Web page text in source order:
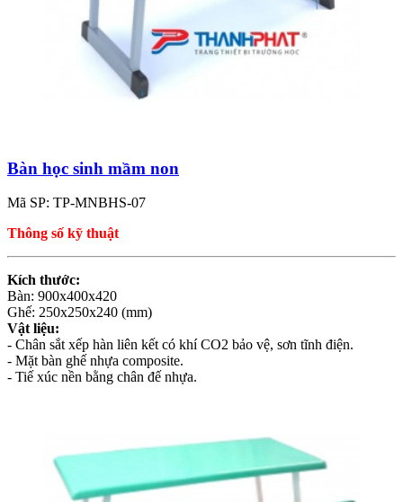
Bàn học sinh mầm non
Mã SP: TP-MNBHS-07
Thông số kỹ thuật
Kích thước:
Bàn: 900x400x420
Ghế: 250x250x240 (mm)
Vật liệu:
- Chân sắt xếp hàn liên kết có khí CO2 bảo vệ, sơn tĩnh điện.
- Mặt bàn ghế nhựa composite.
- Tiế xúc nền bằng chân đế nhựa.